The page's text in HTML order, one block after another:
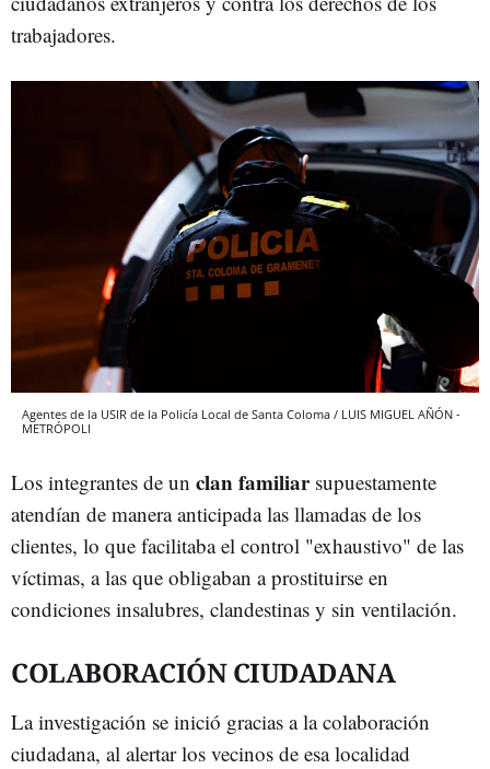
trabajadores.
Agentes de la USIR de la Policía Local de Santa Coloma / LUIS MIGUEL AÑÓN -
METRÓPOLI
Los integrantes de un clan familiarsupuestamente
atendían de manera anticipada las llamadas de los
clientes, lo que facilitaba el control "exhaustivo" de las
víctimas, a las que obligaban a prostituirse en
condiciones insalubres, clandestinas y sin ventilación.
COLABORACIÓN CIUDADANA
La investigación se inició gracias a la colaboración
ciudadana, al alertar los vecinos de esa localidad